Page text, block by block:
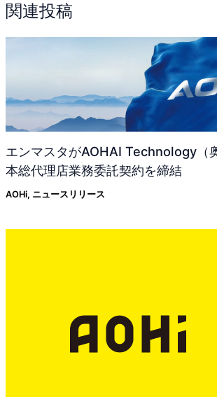
o
o
k
関連投稿
エンマスタがAOHAI Technology（
本総代理店業務委託契約を締結
AOHi, ニュースリリース